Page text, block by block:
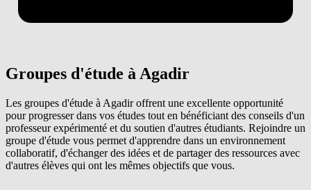
Groupes d'étude à Agadir
Les groupes d'étude à Agadir offrent une excellente opportunité
pour progresser dans vos études tout en bénéficiant des conseils d'un
professeur expérimenté et du soutien d'autres étudiants. Rejoindre un
groupe d'étude vous permet d'apprendre dans un environnement
collaboratif, d'échanger des idées et de partager des ressources avec
d'autres élèves qui ont les mêmes objectifs que vous.